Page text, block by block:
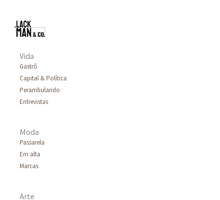
Vida
Gastrô
Capital & Política
Perambulando
Entrevistas
Moda
Passarela
Em alta
Marcas
Arte